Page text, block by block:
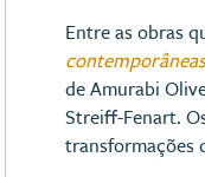
Entre as obras
contemporâneas
de Amurabi
Streiff-Fenart.
transformações